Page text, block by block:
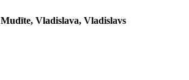
Mudīte, Vladislava, Vladislavs